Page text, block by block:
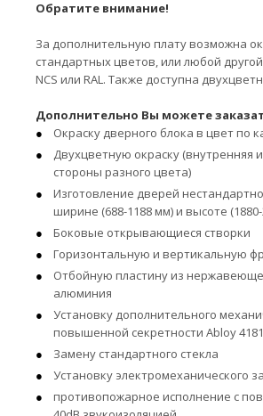
Обратите внимание!
За дополнительную плату возможна
стандартных цветов, или любой
NCS или RAL. Также доступна
Дополнительно Вы можете
Окраску дверного блока в цвет по
Двухцветную окраску (внутренняя
стороны разного цвета)
Изготовление дверей
ширине (688-1188 мм) и высоте
Боковые открывающиеся створки
Горизонтальную и вертикальную
Отбойную пластину из
алюминия
Установку дополнительного
повышенной секретности Abloy 4181
Замену стандартного стекла
Установку электромеханического
противопожарное исполнение с